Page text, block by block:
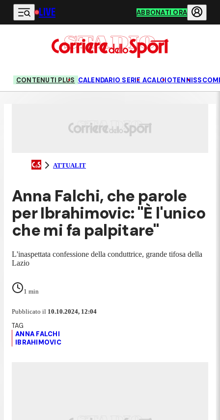
Vai al contenuto principale
LIVE ABBONATI ORA
CONTENUTI PLUS CALENDARIO SERIE ACALCIOTENNIS
ATTUALIT
Anna Falchi, che parole
per Ibrahimovic: "È l'unico
che mi fa palpitare"
L'inaspettata confessione della conduttrice, grande tifosa della
Lazio
1 min
Pubblicato il 10.10.2024, 12:04
ANNA FALCHI
IBRAHIMOVIC